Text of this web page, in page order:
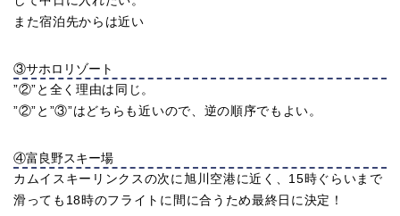
また宿泊先からは近い
③サホロリゾート
”②”と全く理由は同じ。
”②”と”③”はどちらも近いので、逆の順序でもよい。
④富良野スキー場
カムイスキーリンクスの次に旭川空港に近く、15時ぐらいまで
滑っても18時のフライトに間に合うため最終日に決定！